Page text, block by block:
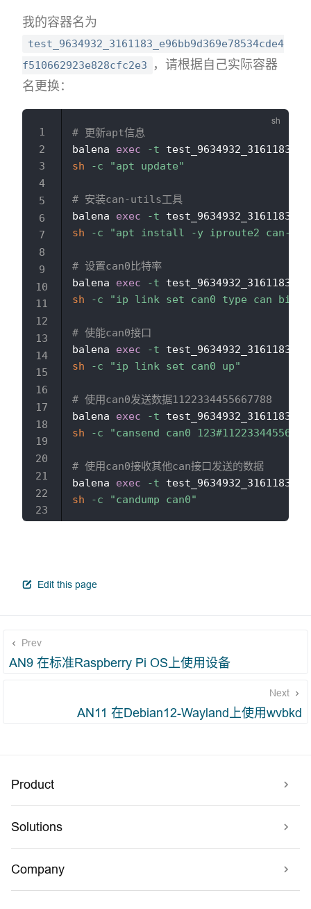
我的容器名为
test_9634932_3161183_e96bb9d369e78534cde4
f510662923e828cfc2e3
，请根据自己实际容器
名更换：
# 更新apt信息
balena exec -t
sh
-c "apt update"
# 安装can-utils工具
balena exec -t
sh
-c "apt install -y iproute2 can-
# 设置can0比特率
balena exec -t
sh
-c "ip link set can0 type can
# 使能can0接口
balena exec -t
sh
-c "ip link set can0 up"
# 使用can0发送数据1122334455667788
balena exec -t
sh
-c "cansend can0
# 使用can0接收其他can接口发送的数据
balena exec -t
sh
-c "candump can0"
Edit this pageopen in new window
Prev
AN9 在标准Raspberry Pi OS上使用设备
Next
AN11 在Debian12-Wayland上使用wvbkd
Product
Solutions
Company